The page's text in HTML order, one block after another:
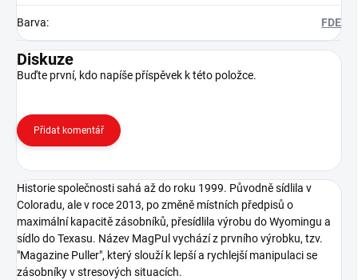
Barva: FDE
Diskuze
Buďte první, kdo napíše příspěvek k této položce.
Přidat komentář
Historie společnosti sahá až do roku 1999. Původně sídlila v
Coloradu, ale v roce 2013, po změně místních předpisů o
maximální kapacitě zásobníků, přesídlila výrobu do Wyomingu a
sídlo do Texasu. Název MagPul vychází z prvního výrobku, tzv.
"Magazine Puller", který slouží k lepší a rychlejší manipulaci se
zásobníky v stresových situacích.